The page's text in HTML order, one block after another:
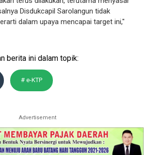
Disdukcapil Sarolangun tidak
dalam upaya mencapai target ini,"
berita ini dalam topik:
# e-KTP
Advertisement